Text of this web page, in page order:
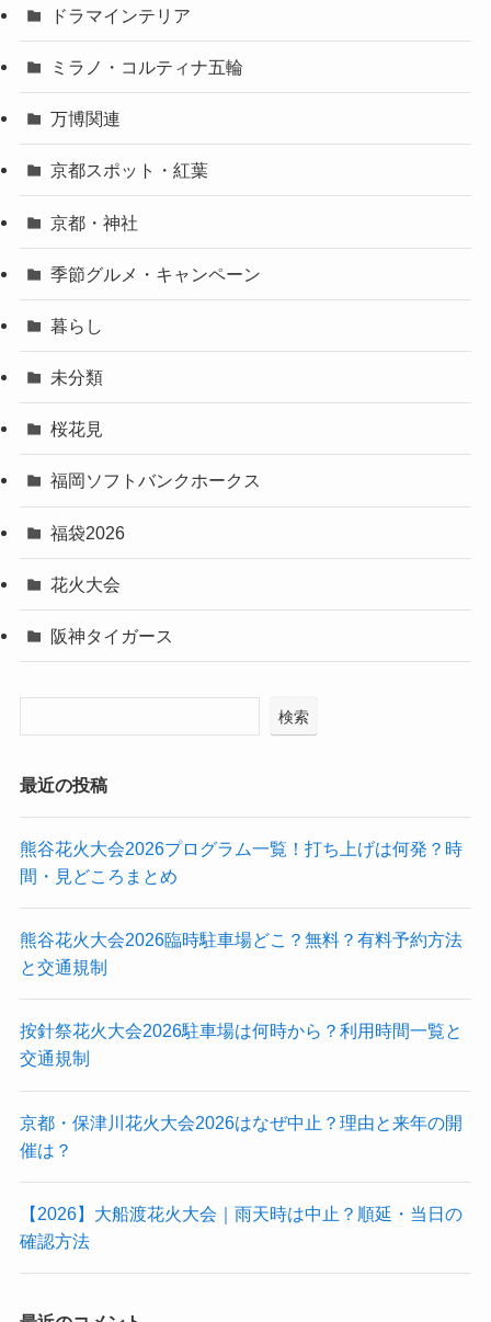
ドラマインテリア
ミラノ・コルティナ五輪
万博関連
京都スポット・紅葉
京都・神社
季節グルメ・キャンペーン
暮らし
未分類
桜花見
福岡ソフトバンクホークス
福袋2026
花火大会
阪神タイガース
検索
最近の投稿
熊谷花火大会2026プログラム一覧！打ち上げは何発？時
間・見どころまとめ
熊谷花火大会2026臨時駐車場どこ？無料？有料予約方法
と交通規制
按針祭花火大会2026駐車場は何時から？利用時間一覧と
交通規制
京都・保津川花火大会2026はなぜ中止？理由と来年の開
催は？
【2026】大船渡花火大会｜雨天時は中止？順延・当日の
確認方法